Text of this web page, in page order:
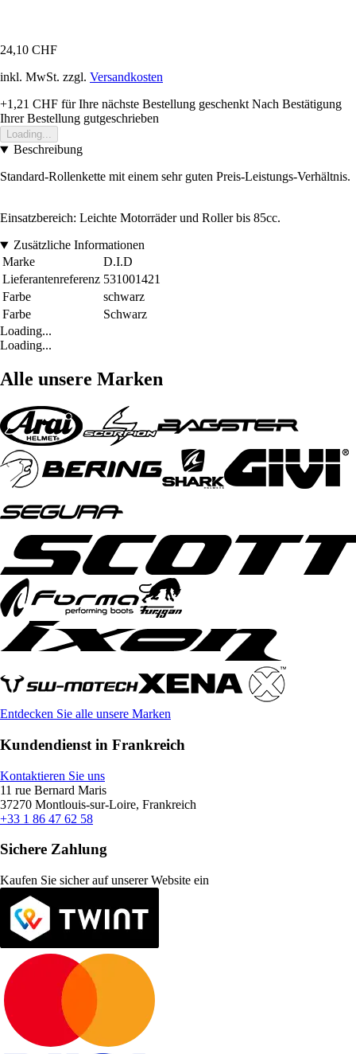
24,10 CHF
inkl. MwSt. zzgl. Versandkosten
+1,21 CHF für Ihre nächste Bestellung geschenkt Nach Bestätigung
Ihrer Bestellung gutgeschrieben
Loading...
Beschreibung
Standard-Rollenkette mit einem sehr guten Preis-Leistungs-Verhältnis.
Einsatzbereich: Leichte Motorräder und Roller bis 85cc.
Zusätzliche Informationen
Marke
D.I.D
Lieferantenreferenz 531001421
Farbe
schwarz
Farbe
Schwarz
Loading...
Loading...
Alle unsere Marken
Entdecken Sie alle unsere Marken
Kundendienst in Frankreich
Kontaktieren Sie uns
11 rue Bernard Maris
37270 Montlouis-sur-Loire, Frankreich
+33 1 86 47 62 58
Sichere Zahlung
Kaufen Sie sicher auf unserer Website ein